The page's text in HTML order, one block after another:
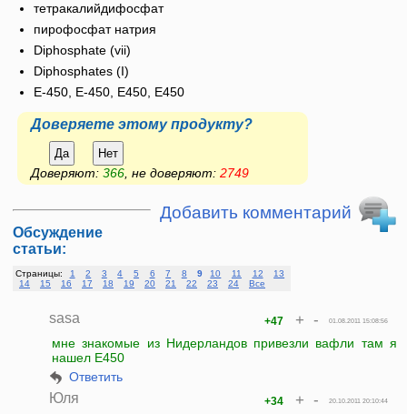
тетракалийдифосфат
пирофосфат натрия
Diphosphate (vii)
Diphosphates (I)
Е-450, E-450, Е450, E450
Доверяете этому продукту?
Да Нет
Доверяют: 366 , не доверяют: 2749
Добавить комментарий
Обсуждение
статьи:
Страницы: 1 2 3 4 5 6 7 8 9 10 11 12
13
14
15 16 17 18 19 20 21 22 23 24 Все
sasa 01.08.2011 15:08:56
+47 + -
мне знакомые из Нидерландов привезли вафли там я
нашел E450
Ответить
Юля 20.10.2011 20:10:44
+34 + -